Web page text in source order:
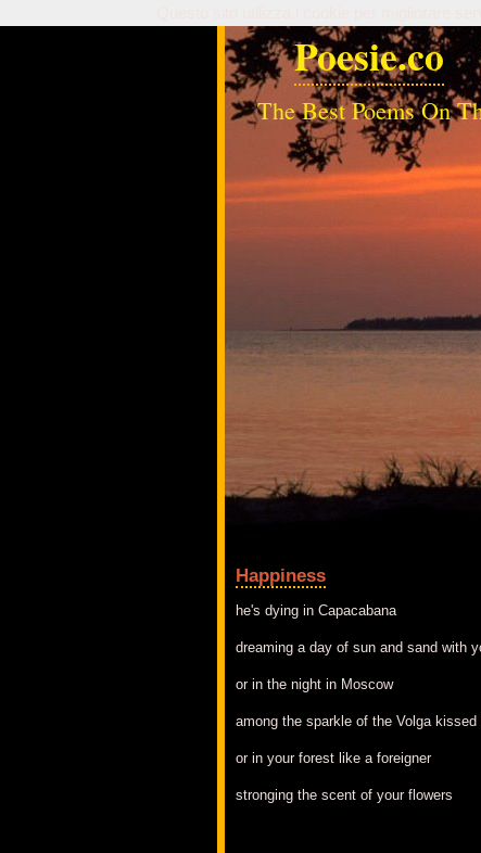
Poesie.co
The Best Poems On
Happiness
he's dying in Capacabana
dreaming a day of sun and sand with
or in the night in Moscow
among the sparkle of the Volga kissed
or in your forest like a foreigner
stronging the scent of your flowers